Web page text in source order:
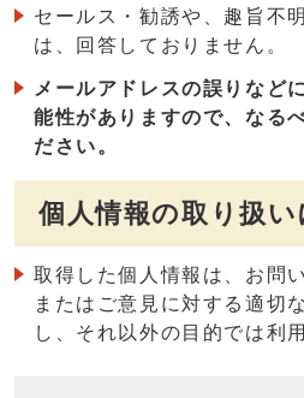
セールス・勧誘や、趣旨不
は、回答しておりません。
メールアドレスの誤りなど
能性がありますので、なる
ださい。
個人情報の取り扱い
取得した個人情報は、お問
またはご意見に対する適切
し、それ以外の目的では利